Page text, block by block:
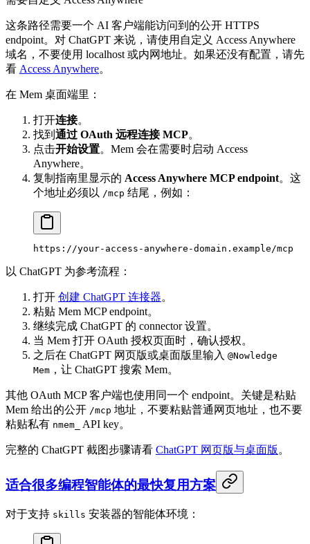
这条路径需要一个 AI 客户端能访问到的公开 HTTPS
endpoint。对 ChatGPT 来说，请使用自定义 Access Anywhere
域名，不要使用 localhost 或内网地址。如果还没有配置，请先
看 Access Anywhere。
在 Mem 桌面端里：
打开连接。
找到 通过 OAuth 远程连接 MCP。
点击开始设置。Mem 会在需要时启动 Access
Anywhere。
复制指南里显示的 Access Anywhere MCP endpoint。这
个地址必须以 /mcp 结尾，例如：
https://your-access-anywhere-domain.example/mcp
以 ChatGPT 为参考流程：
打开 创建 ChatGPT 连接器。
粘贴 Mem MCP endpoint。
继续完成 ChatGPT 的 connector 设置。
当 Mem 打开 OAuth 授权页面时，确认授权。
之后在 ChatGPT 网页版或桌面版里输入 @Nowledge
Mem ，让 ChatGPT 搜索 Mem。
其他 OAuth MCP 客户端也使用同一个 endpoint。关键是粘贴
Mem 给出的公开 /mcp 地址，不要粘贴普通网页地址，也不要
粘贴私有 nmem_ API key。
完整的 ChatGPT 截图步骤请看 ChatGPT 网页版与桌面版。
适合很多编程智能体的最快复用方案
对于支持 skills 安装器的智能体环境：